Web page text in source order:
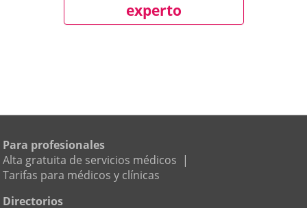
experto
Para profesionales
Alta gratuita de servicios médicos |
Tarifas para médicos y clínicas
Directorios